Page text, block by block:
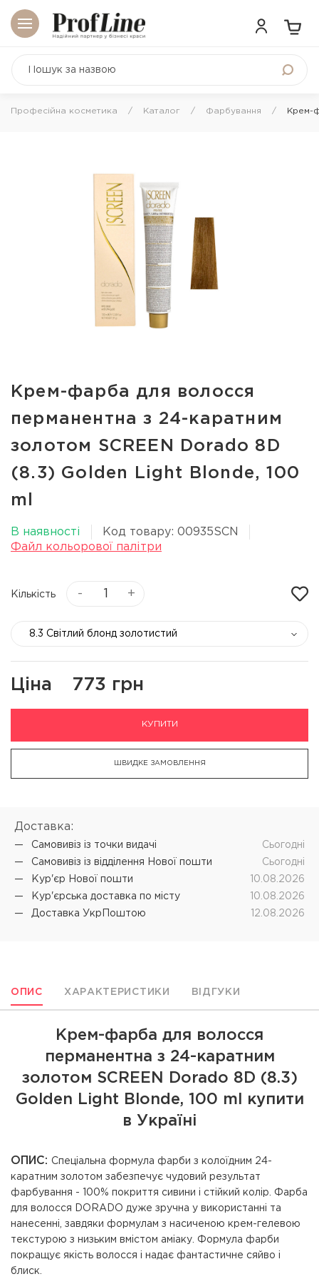
Професійна косметика Каталог Фарбування Крем-
Крем-фарба для волосся
перманентна з 24-каратним
золотом SCREEN Dorado 8D
(8.3) Golden Light Вlonde, 100
ml
В наявності
Код товару: 00935SCN
Файл кольорової палітри
Кількість - +
8.3 Світлий блонд золотистий
Ціна 773 грн
КУПИТИ
ШВИДКЕ ЗАМОВЛЕННЯ
Доставка:
Самовивіз iз точки видачі
Cьогодні
Самовивіз iз відділення Нової пошти
Cьогодні
Кур'єр Нової пошти
10.08.2026
Кур'єрська доставка по місту
10.08.2026
Доставка УкрПоштою
12.08.2026
ОПИС ХАРАКТЕРИСТИКИ ВІДГУКИ
Крем-фарба для волосся
перманентна з 24-каратним
золотом SCREEN Dorado 8D (8.3)
Golden Light Вlonde, 100 ml купити
в Україні
ОПИС: Спеціальна формула фарби з колоїдним 24-
каратним золотом забезпечує чудовий результат
фарбування - 100% покриття сивини і стійкий колір. Фарба
для волосся DORADO дуже зручна у використанні та
нанесенні, завдяки формулам з насиченою крем-гелевою
текстурою з низьким вмістом аміаку. Формула фарби
покращує якість волосся і надає фантастичне сяйво і
блиск.